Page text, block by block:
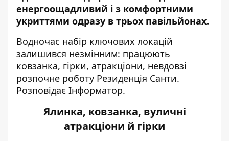
енергоощадливий і з комфортними
укриттями одразу в трьох павільйонах.
Водночас набір ключових локацій
залишився незмінним: працюють
ковзанка, гірки, атракціони, невдовзі
розпочне роботу Резиденція Санти.
Розповідає Інформатор.
Ялинка, ковзанка, вуличні
атракціони й гірки